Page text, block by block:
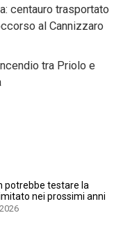
centauro trasportato
al Cannizzaro
tra Priolo e
potrebbe testare la
nei prossimi anni